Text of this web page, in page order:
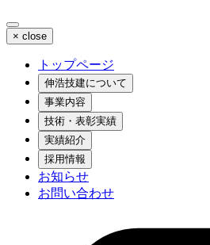
× close
トップページ
伸浩技建について
事業内容
技術・表彰実績
実績紹介
採用情報
お知らせ
お問い合わせ